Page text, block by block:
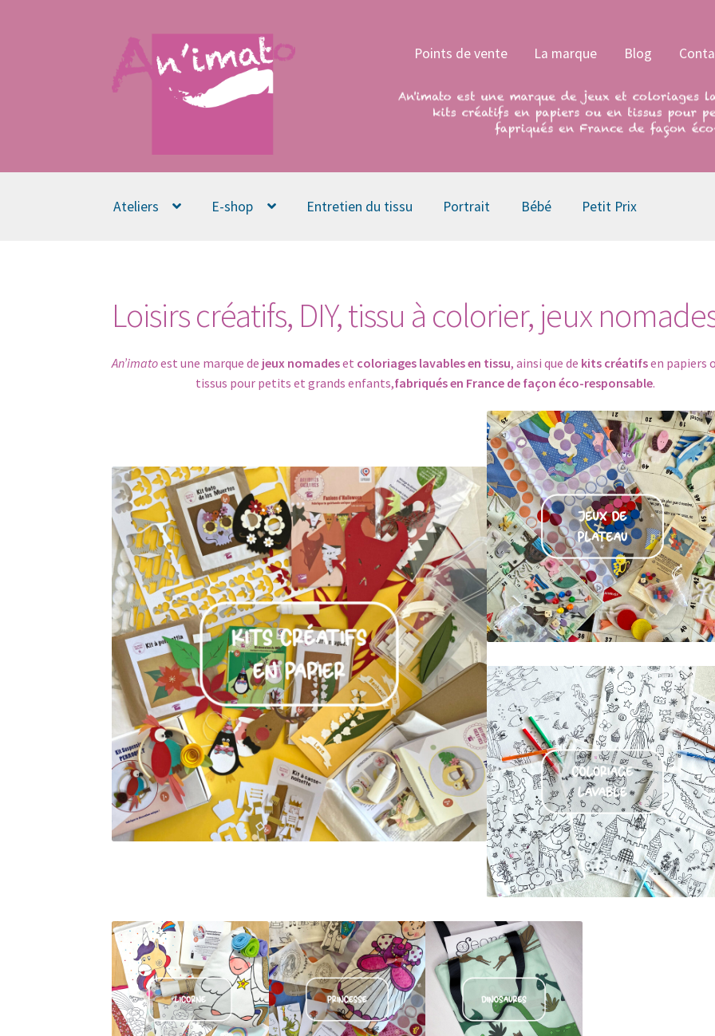
Aller
la
Aller
au
contenu
Points de vente La marque Blog
Ateliers E-shop Entretien du tissu Portrait Bébé Petit Prix
Loisirs créatifs, DIY, tissu à colorier, jeux
An’imatoest une marque de jeux nomadeset coloriages lavables en tissu, ainsi que de kits créatifsen papiers
tissus pour petits et grands enfants,fabriqués en France de façon éco-responsable.